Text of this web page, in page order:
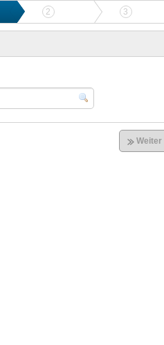
2 ANGEBOTSVERGLEICH
3
Weiter